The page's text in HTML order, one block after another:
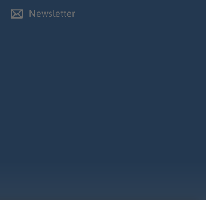
Newsletter